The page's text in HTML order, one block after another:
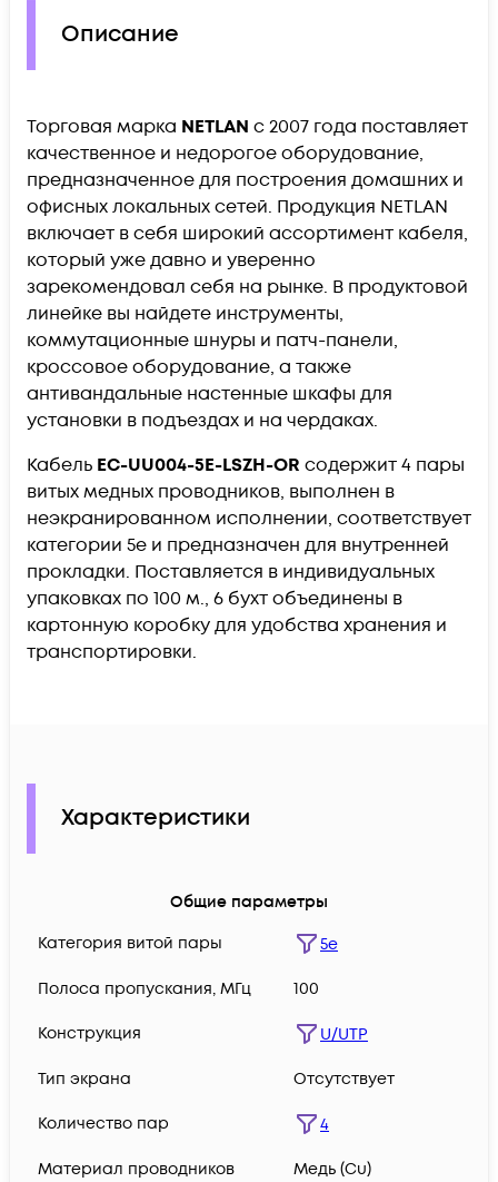
Описание
Торговая марка NETLAN с 2007 года поставляет
качественное и недорогое оборудование,
предназначенное для построения домашних и
офисных локальных сетей. Продукция NETLAN
включает в себя широкий ассортимент кабеля,
который уже давно и уверенно
зарекомендовал себя на рынке. В продуктовой
линейке вы найдете инструменты,
коммутационные шнуры и патч-панели,
кроссовое оборудование, а также
антивандальные настенные шкафы для
установки в подъездах и на чердаках.
Кабель EC-UU004-5E-LSZH-OR содержит 4 пары
витых медных проводников, выполнен в
неэкранированном исполнении, соответствует
категории 5e и предназначен для внутренней
прокладки. Поставляется в индивидуальных
упаковках по 100 м., 6 бухт объединены в
картонную коробку для удобства хранения и
транспортировки.
Характеристики
Общие параметры
Категория витой пары
5e
Полоса пропускания, МГц 100
Конструкция U/UTP
Тип экрана Отсутствует
Количество пар 4
Материал проводников Медь (Сu)